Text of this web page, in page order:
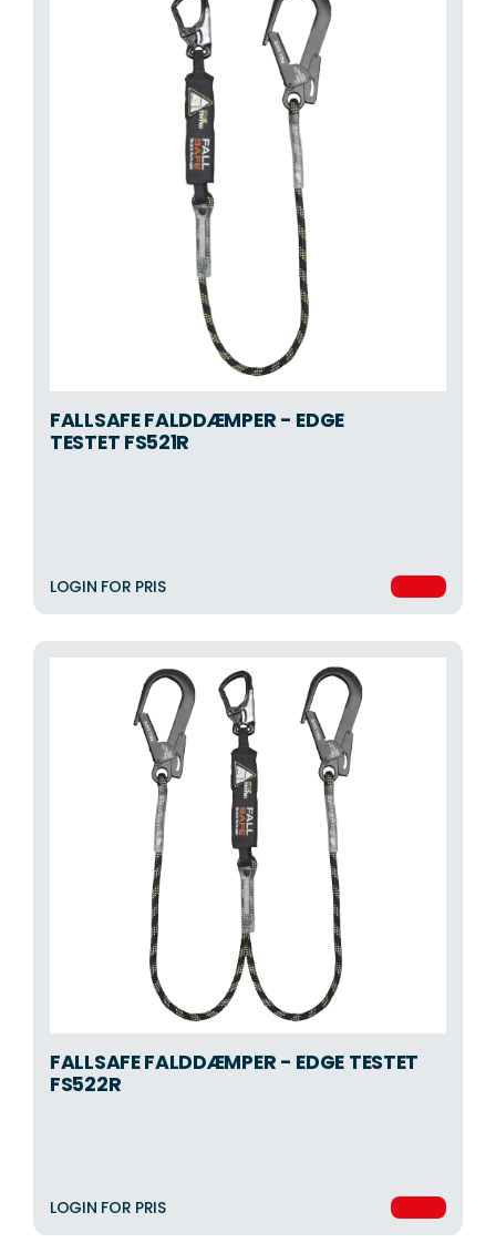
FALLSAFE FALDDÆMPER - EDGE
TESTET FS521R
LOGIN FOR PRIS
FALLSAFE FALDDÆMPER - EDGE TESTET
FS522R
LOGIN FOR PRIS